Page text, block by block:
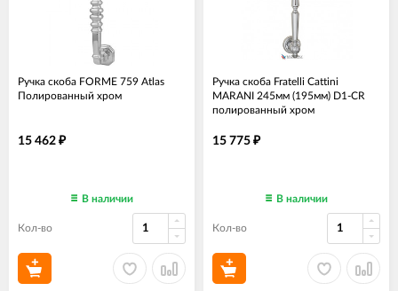
Ручка скоба FORME 759 Atlas
Полированный хром
15 462 ₽
В наличии
Кол-во
Ручка скоба Fratelli Cattini
MARANI 245мм (195мм) D1-CR
полированный хром
15 775 ₽
В наличии
Кол-во